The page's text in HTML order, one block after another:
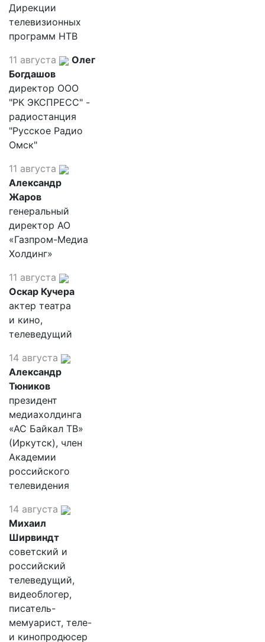
Дирекции
телевизионных
программ НТВ
11 августа
Олег
Богдашов
директор ООО
"РК ЭКСПРЕСС" -
радиостанция
"Русское Радио
Омск"
11 августа
Александр
Жаров
генеральный
директор АО
«Газпром-Медиа
Холдинг»
11 августа
Оскар Кучера
актер театра
и кино,
телеведущий
14 августа
Александр
Тюников
президент
медиахолдинга
«АС Байкал ТВ»
(Иркутск), член
Академии
российского
телевидения
14 августа
Михаил
Ширвиндт
советский и
российский
телеведущий,
видеоблогер,
писатель-
мемуарист, теле-
и кинопродюсер